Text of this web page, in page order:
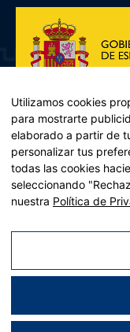
Plan de Recuperación,
Recuperación y
2021/241 del
Aviso legal|Política de
Utilizamos cookies
para mostrarte
elaborado a partir de
personalizar tus
todas las cookies
seleccionando
nuestra Política de